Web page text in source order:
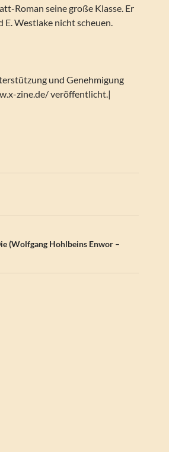
Roman seine große Klasse. Er
E. Westlake nicht scheuen.
und Genehmigung
zine.de/ veröffentlicht.|
(Wolfgang Hohlbeins Enwor –